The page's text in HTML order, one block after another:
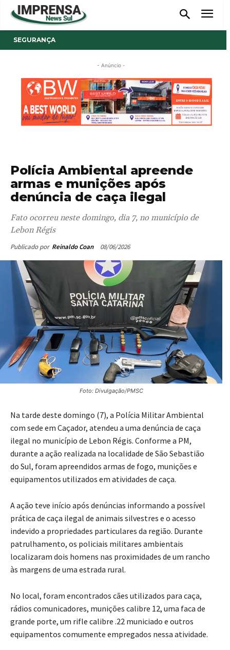
SEGURANÇA
- Anúncio -
Polícia Ambiental apreende
armas e munições após
denúncia de caça ilegal
Fato ocorreu neste domingo, dia 7, no município de
Lebon Régis
Publicado por Reinaldo Coan 08/06/2026
Foto: Divulgação/PMSC
Na tarde deste domingo (7), a Polícia Militar Ambiental
com sede em Caçador, atendeu a uma denúncia de caça
ilegal no município de Lebon Régis. Conforme a PM,
durante a ação realizada na localidade de São Sebastião
do Sul, foram apreendidos armas de fogo, munições e
equipamentos utilizados em atividades de caça.
A ação teve início após denúncias informando a possível
prática de caça ilegal de animais silvestres e o acesso
indevido a propriedades particulares da região. Durante
patrulhamento, os policiais militares ambientais
localizaram dois homens nas proximidades de um rancho
às margens de uma estrada rural.
No local, foram encontrados cães utilizados para caça,
rádios comunicadores, munições calibre 12, uma faca de
grande porte, um rifle calibre .22 municiado e outros
equipamentos comumente empregados nessa atividade.